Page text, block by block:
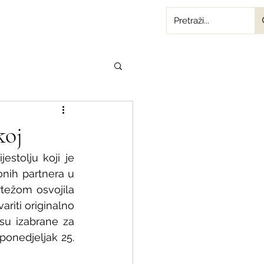
koji je
partnera u
osvojila
originalno
izabrane za
25.